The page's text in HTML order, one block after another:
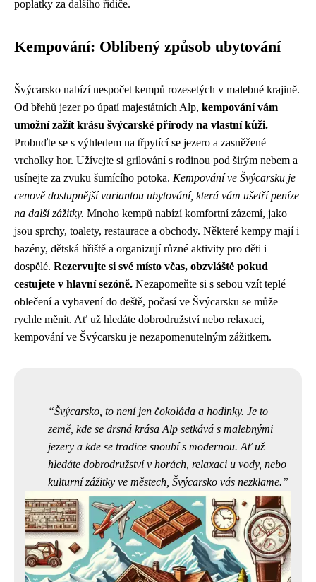
poplatky za dalšího řidiče.
Kempování: Oblíbený způsob ubytování
Švýcarsko nabízí nespočet kempů rozesetých v malebné krajině.
Od břehů jezer po úpatí majestátních Alp, kempování vám
umožní zažít krásu švýcarské přírody na vlastní kůži.
Probuďte se s výhledem na třpytící se jezero a zasněžené
vrcholky hor. Užívejte si grilování s rodinou pod širým nebem a
usínejte za zvuku šumícího potoka. Kempování ve Švýcarsku je
cenově dostupnější variantou ubytování, která vám ušetří peníze
na další zážitky. Mnoho kempů nabízí komfortní zázemí, jako
jsou sprchy, toalety, restaurace a obchody. Některé kempy mají i
bazény, dětská hřiště a organizují různé aktivity pro děti i
dospělé. Rezervujte si své místo včas, obzvláště pokud
cestujete v hlavní sezóně. Nezapomeňte si s sebou vzít teplé
oblečení a vybavení do deště, počasí ve Švýcarsku se může
rychle měnit. Ať už hledáte dobrodružství nebo relaxaci,
kempování ve Švýcarsku je nezapomenutelným zážitkem.
Švýcarsko, to není jen čokoláda a hodinky. Je to
země, kde se drsná krása Alp setkává s malebnými
jezery a kde se tradice snoubí s modernou. Ať už
hledáte dobrodružství v horách, relaxaci u vody, nebo
kulturní zážitky ve městech, Švýcarsko vás nezklame.